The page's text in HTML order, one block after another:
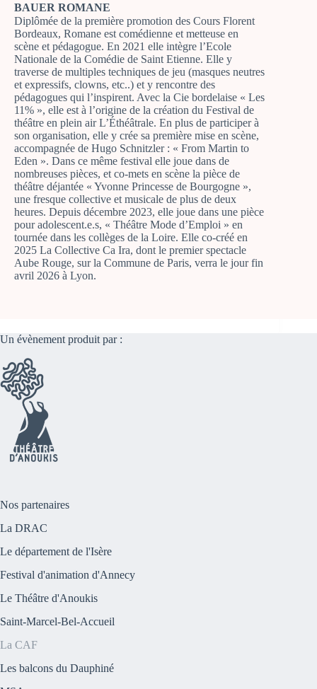
BAUER ROMANE
Diplômée de la première promotion des Cours Florent
Bordeaux, Romane est comédienne et metteuse en
scène et pédagogue. En 2021 elle intègre l’Ecole
Nationale de la Comédie de Saint Etienne. Elle y
traverse de multiples techniques de jeu (masques neutres
et expressifs, clowns, etc..) et y rencontre des
pédagogues qui l’inspirent. Avec la Cie bordelaise « Les
11% », elle est à l’origine de la création du Festival de
théâtre en plein air L’Éthéâtrale. En plus de participer à
son organisation, elle y crée sa première mise en scène,
accompagnée de Hugo Schnitzler : « From Martin to
Eden ». Dans ce même festival elle joue dans de
nombreuses pièces, et co-mets en scène la pièce de
théâtre déjantée « Yvonne Princesse de Bourgogne »,
une fresque collective et musicale de plus de deux
heures. Depuis décembre 2023, elle joue dans une pièce
pour adolescent.e.s, « Théâtre Mode d’Emploi » en
tournée dans les collèges de la Loire. Elle co-créé en
2025 La Collective Ca Ira, dont le premier spectacle
Aube Rouge, sur la Commune de Paris, verra le jour fin
avril 2026 à Lyon.
Un évènement produit par :
Nos partenaires
La DRAC
Le département de l'Isère
Festival d'animation d'Annecy
Le Théâtre d'Anoukis
Saint-Marcel-Bel-Accueil
La CAF
Les balcons du Dauphiné